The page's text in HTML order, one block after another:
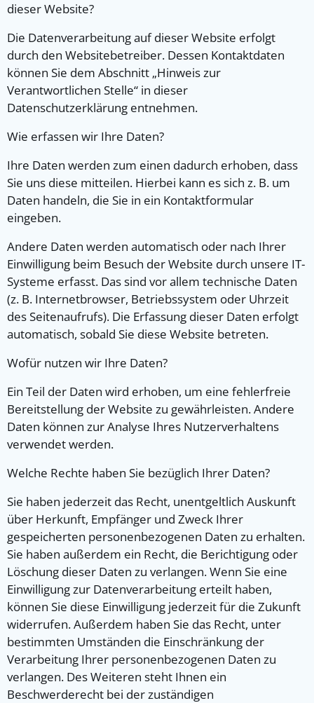
dieser Website?
Die Datenverarbeitung auf dieser Website erfolgt
durch den Websitebetreiber. Dessen Kontaktdaten
können Sie dem Abschnitt „Hinweis zur
Verantwortlichen Stelle“ in dieser
Datenschutzerklärung entnehmen.
Wie erfassen wir Ihre Daten?
Ihre Daten werden zum einen dadurch erhoben, dass
Sie uns diese mitteilen. Hierbei kann es sich z. B. um
Daten handeln, die Sie in ein Kontaktformular
eingeben.
Andere Daten werden automatisch oder nach Ihrer
Einwilligung beim Besuch der Website durch unsere IT-
Systeme erfasst. Das sind vor allem technische Daten
(z. B. Internetbrowser, Betriebssystem oder Uhrzeit
des Seitenaufrufs). Die Erfassung dieser Daten erfolgt
automatisch, sobald Sie diese Website betreten.
Wofür nutzen wir Ihre Daten?
Ein Teil der Daten wird erhoben, um eine fehlerfreie
Bereitstellung der Website zu gewährleisten. Andere
Daten können zur Analyse Ihres Nutzerverhaltens
verwendet werden.
Welche Rechte haben Sie bezüglich Ihrer Daten?
Sie haben jederzeit das Recht, unentgeltlich Auskunft
über Herkunft, Empfänger und Zweck Ihrer
gespeicherten personenbezogenen Daten zu erhalten.
Sie haben außerdem ein Recht, die Berichtigung oder
Löschung dieser Daten zu verlangen. Wenn Sie eine
Einwilligung zur Datenverarbeitung erteilt haben,
können Sie diese Einwilligung jederzeit für die Zukunft
widerrufen. Außerdem haben Sie das Recht, unter
bestimmten Umständen die Einschränkung der
Verarbeitung Ihrer personenbezogenen Daten zu
verlangen. Des Weiteren steht Ihnen ein
Beschwerderecht bei der zuständigen